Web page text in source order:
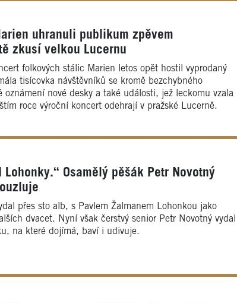
uhranuli publikum zpěvem
zkusí velkou Lucernu
folkových stálic Marien letos opět hostil vyprodaný
tisícovka návštěvníků se kromě bezchybného
oznámení nové desky a také události, jež leckomu vzala
roce výroční koncert odehrají v pražské Lucerně.
Lohonky.“ Osamělý pěšák Petr Novotný
přes sto alb, s Pavlem Žalmanem Lohonkou jako
dvacet. Nyní však čerstvý senior Petr Novotný vydal
na které dojímá, baví i udivuje.